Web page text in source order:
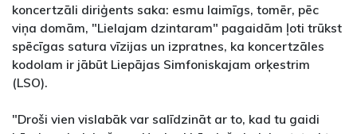
koncertzāli diriģents saka: esmu laimīgs, tomēr, pēc
viņa domām, "Lielajam dzintaram" pagaidām ļoti trūkst
spēcīgas satura vīzijas un izpratnes, ka koncertzāles
kodolam ir jābūt Liepājas Simfoniskajam orķestrim
(LSO).
"Droši vien vislabāk var salīdzināt ar to, kad tu gaidi